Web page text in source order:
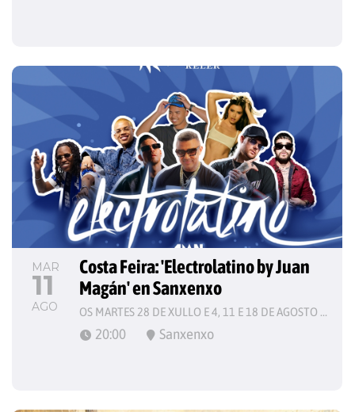
MAR
11
AGO
Costa Feira: 'Electrolatino by Juan
Magán' en Sanxenxo
OS MARTES 28 DE XULLO E 4, 11 E 18 DE AGOSTO DE 2026
20:00 Sanxenxo